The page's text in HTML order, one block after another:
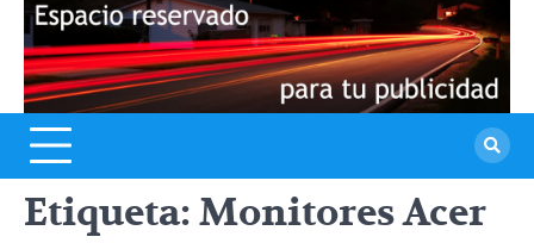
Etiqueta: Monitores Acer